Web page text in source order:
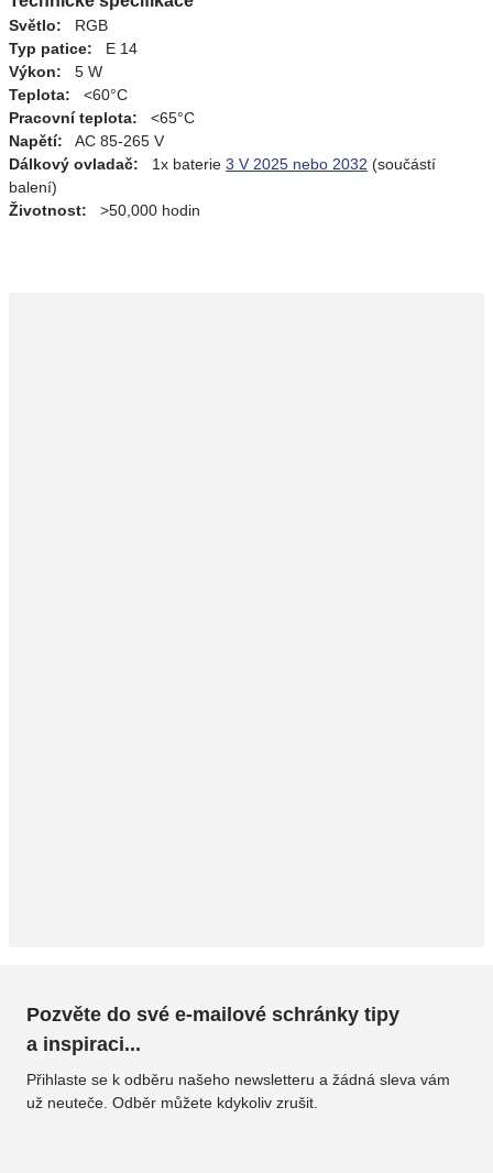
Světlo: RGB
Typ patice: E 14
Výkon: 5 W
Teplota: <60°C
Pracovní teplota: <65°C
Napětí: AC 85-265 V
Dálkový ovladač: 1x baterie 3 V 2025 nebo 2032 (součástí
balení)
Životnost: >50,000 hodin
Pozvěte do své e-mailové schránky tipy
a inspiraci...
Přihlaste se k odběru našeho newsletteru a žádná sleva vám
už neuteče. Odběr můžete kdykoliv zrušit.